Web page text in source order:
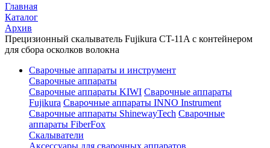
Главная
Каталог
Архив
Прецизионный скалыватель Fujikura CT-11A с контейнером
для сбора осколков волокна
Сварочные аппараты и инструмент
Сварочные аппараты
Сварочные аппараты KIWI Сварочные аппараты
Fujikura Сварочные аппараты INNO Instrument
Сварочные аппараты ShinewayTech Cварочные
аппараты FiberFox
Скалыватели
Аксессуары для сварочных аппаратов